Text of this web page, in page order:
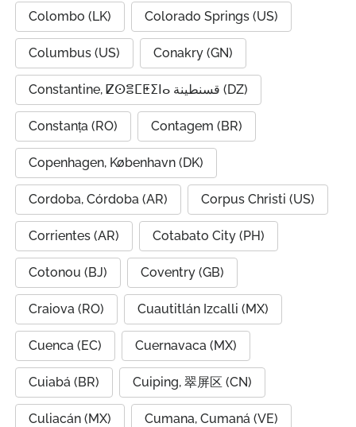
Colombo (LK) Colorado Springs (US)
Columbus (US) Conakry (GN)
Constantine, ⵇⵙⴻⵎⵟⵉⵏⴰ قسنطينة (DZ)
Constanța (RO) Contagem (BR)
Copenhagen, København (DK)
Cordoba, Córdoba (AR) Corpus Christi (US)
Corrientes (AR) Cotabato City (PH)
Cotonou (BJ) Coventry (GB)
Craiova (RO) Cuautitlán Izcalli (MX)
Cuenca (EC) Cuernavaca (MX)
Cuiabá (BR) Cuiping, 翠屏区 (CN)
Culiacán (MX) Cumana, Cumaná (VE)